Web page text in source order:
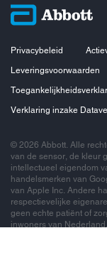
Privacybeleid
Leveringsvoorwaarden
Verklaring inzake
© 2026 Abbott. Alle
van de sensor, de kleur
intellectueel eigendom
handelsmerken van
van Apple Inc. Andere
respectievelijke
geen echte patiënt of
inwoners van